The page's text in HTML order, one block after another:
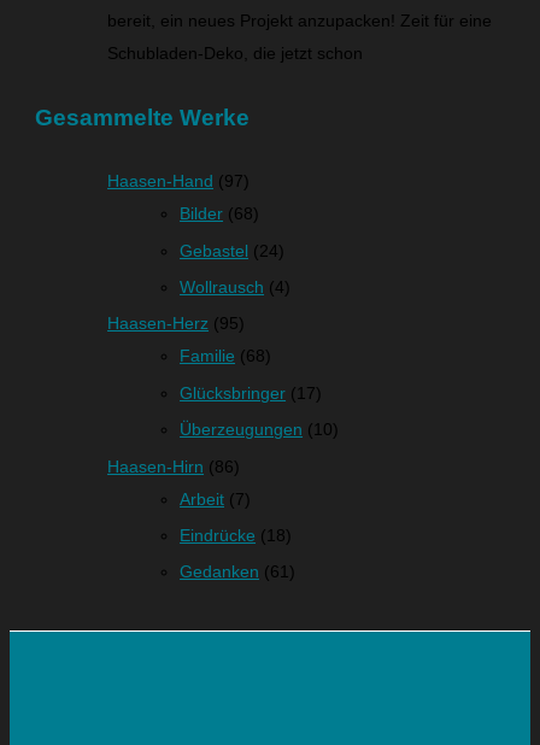
bereit, ein neues Projekt anzupacken! Zeit für eine
Schubladen-Deko, die jetzt schon
Gesammelte Werke
Haasen-Hand (97)
Bilder (68)
Gebastel (24)
Wollrausch (4)
Haasen-Herz (95)
Familie (68)
Glücksbringer (17)
Überzeugungen (10)
Haasen-Hirn (86)
Arbeit (7)
Eindrücke (18)
Gedanken (61)